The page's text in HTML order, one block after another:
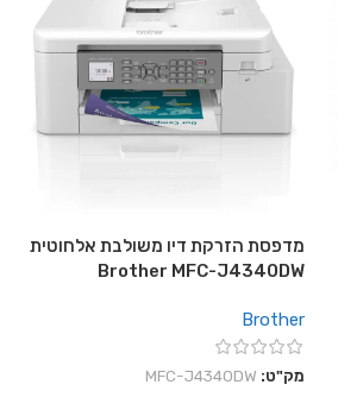
מדפסת הזרקת דיו משולבת אלחוטית
Brother MFC-J4340DW
Brother
מק"ט: ‎MFC-J4340DW